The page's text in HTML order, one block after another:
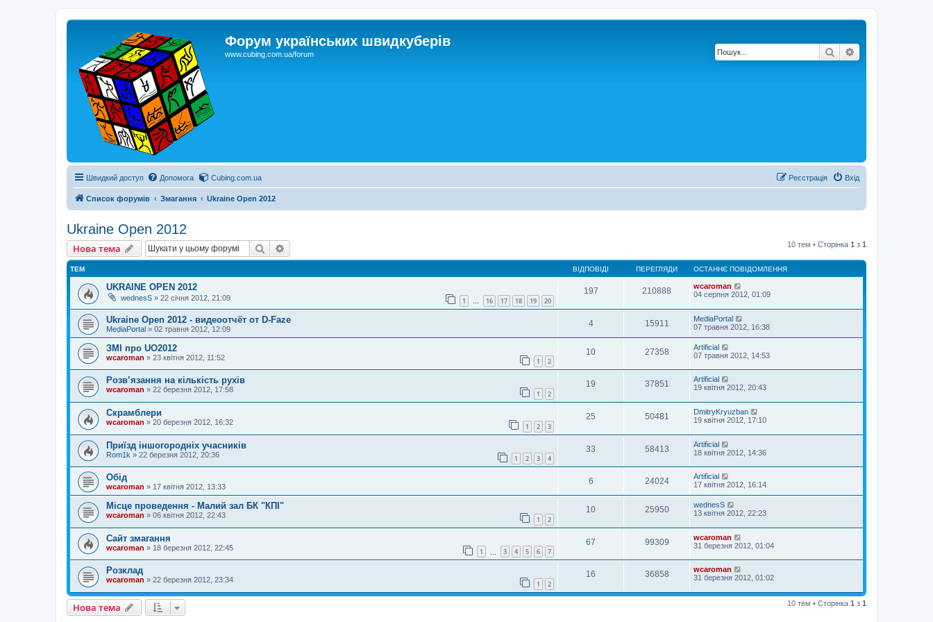
Форум українських швидкуберів
www.cubing.com.ua/forum Пошук
Швидкий доступ Допомога Cubing.com.ua Вхід
Реєстрація
Список форумів Змагання Ukraine Open 2012
Ukraine Open 2012
Нова тема Пошук 10 тем • Сторінка 1 з 1
ТЕМ ВІДПОВІДІ ПЕРЕГЛЯДИ ОСТАННЄ ПОВІДОМЛЕННЯ
UKRAINE OPEN 2012
wednesS » 22 січня 2012, 21:09 1 … 16 17 18 19 20
197 210888
wcaroman
04 серпня 2012, 01:09
Ukraine Open 2012 - видеоотчёт от D-Faze
MediaPortal » 02 травня 2012, 12:09
4 15911
MediaPortal
07 травня 2012, 16:38
ЗМІ про UO2012
wcaroman » 23 квітня 2012, 11:52 1 2
10 27358
Artificial
07 травня 2012, 14:53
Розв’язання на кількість рухів
wcaroman » 22 березня 2012, 17:58 1 2
19 37851
Artificial
19 квітня 2012, 20:43
Скрамблери
wcaroman » 20 березня 2012, 16:32 1 2 3
25 50481
DmitryKryuzban
19 квітня 2012, 17:10
Приїзд іншогородніх учасників
Rom1k » 22 березня 2012, 20:36 1 2 3 4
33 58413
Artificial
18 квітня 2012, 14:36
Обід
wcaroman » 17 квітня 2012, 13:33
6 24024
Artificial
17 квітня 2012, 16:14
Місце проведення - Малий зал БК "КПІ"
wcaroman » 06 квітня 2012, 22:43 1 2
10 25950
wednesS
13 квітня 2012, 22:23
Сайт змагання
wcaroman » 18 березня 2012, 22:45 1 3 4 5 6 7
67 99309
wcaroman
31 березня 2012, 01:04
Розклад
wcaroman » 22 березня 2012, 23:34 1 2
16 36858
wcaroman
31 березня 2012, 01:02
Нова тема 10 тем • Сторінка 1 з 1